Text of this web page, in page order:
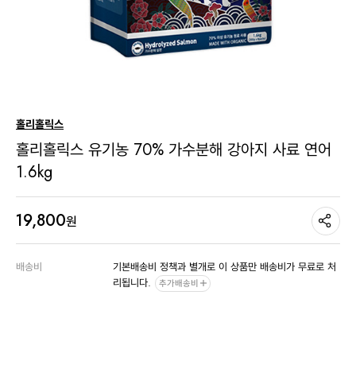
홀리홀릭스
홀리홀릭스 유기농 70% 가수분해 강아지 사료 연어
1.6kg
19,800원
배송비
기본배송비 정책과 별개로 이 상품만 배송비가 무료로 처
리됩니다.
추가배송비